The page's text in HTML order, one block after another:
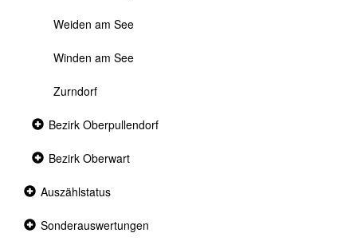
Weiden am See
Winden am See
Zurndorf
Collapsed
Bezirk Oberpullendorf
Collapsed
Bezirk Oberwart
Collapsed
Auszählstatus
Collapsed
Sonderauswertungen